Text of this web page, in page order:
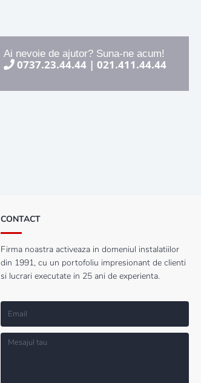
Ai nevoie de ajutor? Suna-ne acum!
0737.23.44.44 | 021.411.44.44
CONTACT
Firma noastra activeaza in domeniul instalatiilor
din 1991, cu un portofoliu impresionant de clienti
si lucrari executate in 25 ani de experienta.